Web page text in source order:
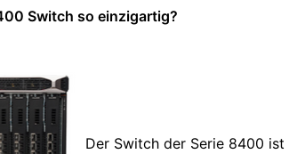
Switch so einzigartig?
Der Switch der Serie 8400